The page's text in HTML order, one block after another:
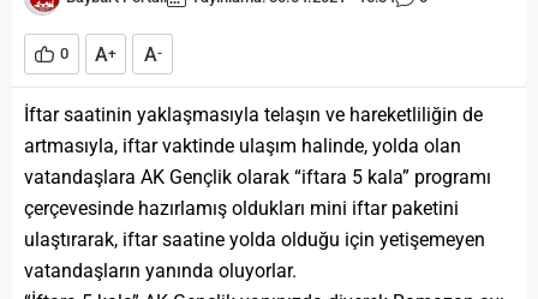
0 A+ A-
İftar saatinin yaklaşmasıyla telaşın ve hareketliliğin de
artmasıyla, iftar vaktinde ulaşım halinde, yolda olan
vatandaşlara AK Gençlik olarak “iftara 5 kala” programı
çerçevesinde hazırlamış oldukları mini iftar paketini
ulaştırarak, iftar saatine yolda olduğu için yetişemeyen
vatandaşların yanında oluyorlar.